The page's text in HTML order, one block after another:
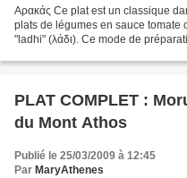
Αρακάς Ce plat est un classique
plats de légumes en sauce tomate
"ladhi" (λάδι). Ce mode de
PLAT COMPLET :
du Mont Athos
Publié le 25/03/2009 à 12:45
Par MaryAthenes